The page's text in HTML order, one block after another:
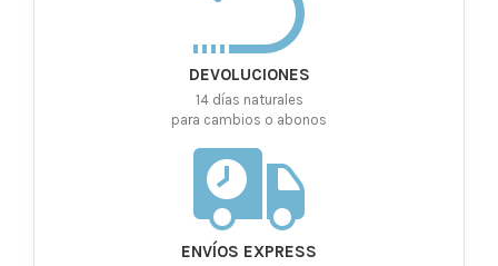
DEVOLUCIONES
14 días naturales
para cambios o abonos
ENVÍOS EXPRESS